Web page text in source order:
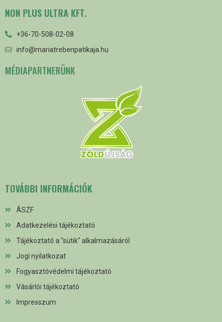
NON PLUS ULTRA KFT.
+36-70-508-02-08
info@mariatrebenpatikaja.hu
MÉDIAPARTNERÜNK
TOVÁBBI INFORMÁCIÓK
ÁSZF
Adatkezelési tájékoztató
Tájékoztató a "sütik" alkalmazásáról
Jogi nyilatkozat
Fogyasztóvédelmi tájékoztató
Vásárlói tájékoztató
Impresszum